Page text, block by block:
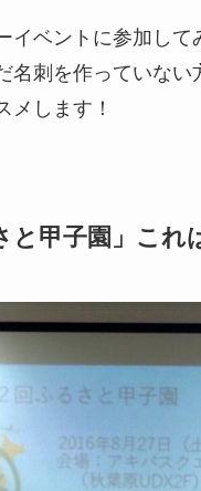
イベントに参加して
名刺を作っていない
メします！
と甲子園」これ